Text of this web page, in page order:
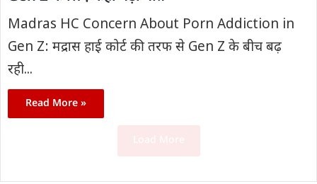
Madras HC Concern About Porn Addiction in
Gen Z: मद्रास हाई कोर्ट की तरफ से Gen Z के बीच बढ़
रही...
Read More »